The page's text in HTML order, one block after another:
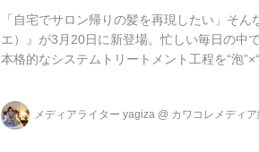
「自宅でサロン帰りの髪を再現したい」そ
エ）』が3月20日に新登場。忙しい毎日の中
本格的なシステムトリートメント工程を“泡
す。
メディアライター yagiza @ カワコレメディ